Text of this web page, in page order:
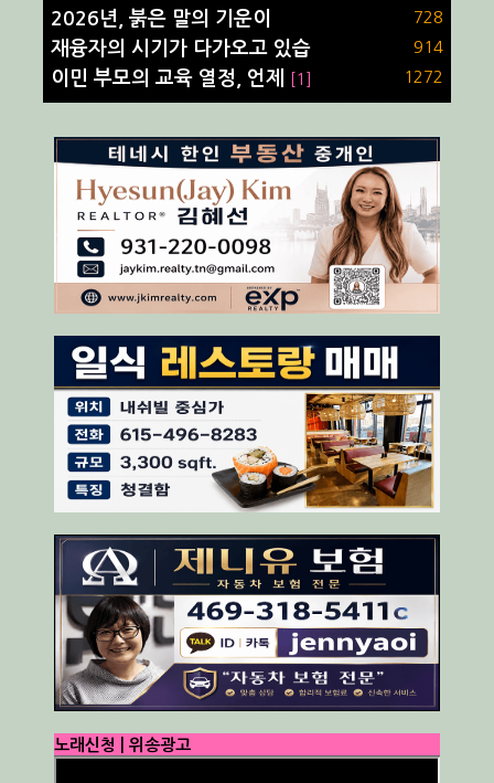
2026년, 붉은 말의 기운이 728
재융자의 시기가 다가오고 있습 914
이민 부모의 교육 열정, 언제 [1] 1272
노래신청 | 위송광고